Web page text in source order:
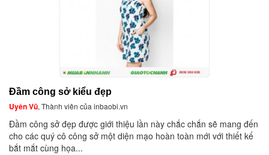
Đầm công sở kiểu đẹp
Uyên Vũ, Thành viên của inbaobi.vn
Đầm công sở đẹp được giới thiệu lần này chắc chắn sẽ mang đến
cho các quý cô công sở một diện mạo hoàn toàn mới với thiết kế
bắt mắt cùng họa...